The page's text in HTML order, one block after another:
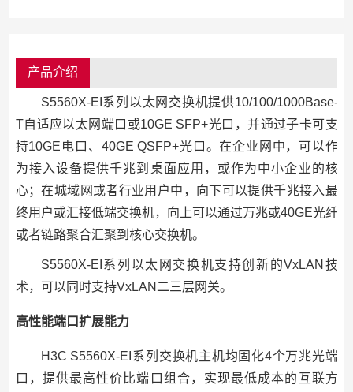
产品介绍
S5560X-EI系列以太网交换机提供10/100/1000Base-
T自适应以太网端口或10GE SFP+光口，并通过子卡可支
持10GE电口、40GE QSFP+光口。在企业网中，可以作
为接入设备提供千兆到桌面应用，或作为中小企业的核
心；在城域网或者行业用户中，向下可以提供千兆接入最
终用户或汇接低端交换机，向上可以通过万兆或40GE光纤
或者链路聚合汇聚到核心交换机。
S5560X-EI系列以太网交换机支持创新的VxLAN技
术，可以同时支持VxLAN二三层网关。
高性能端口扩展能力
H3C S5560X-EI系列交换机主机均固化4个万兆光端
口，提供最高性价比端口组合，实现最低成本的互联方